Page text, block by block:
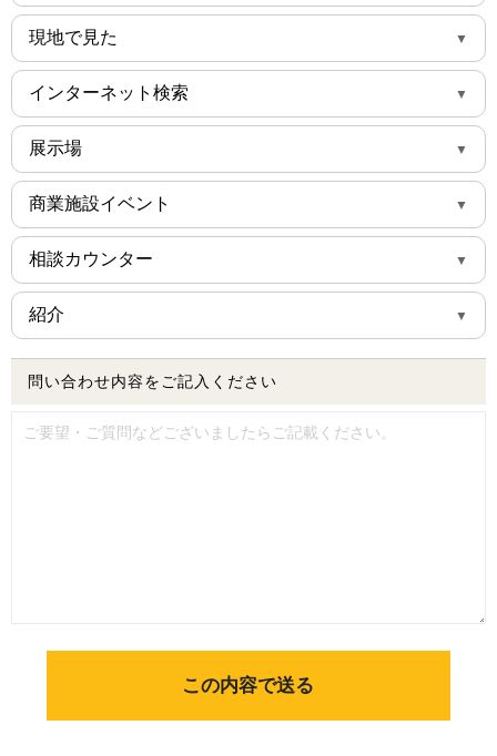
Facebook
YouTube
TikTok
テレビCM
映画館CM
Tver
Abema
現地で見た
路上看板
建築現場
現地看板
インターネット検索
SUUMO
athome
HOME‘S
タウンライフ
META展示場
インターネット検索
展示場
展示場
モデルハウス
SBSマイホームセンター
商業施設イベント
サントムーン柿田川
ヨーカドー(日清プラザ)
イオンモール富士宮
相談カウンター
イエタテカウンター
紹介
Standardオーナー様
Standard社員
協力業者様
問い合わせ内容をご記入ください